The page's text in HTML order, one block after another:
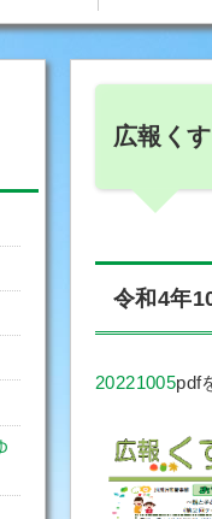
広報く
令和4年
20221005pdf